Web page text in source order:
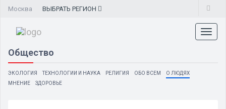
Москва ВЫБРАТЬ РЕГИОН
Общество
ЭКОЛОГИЯ ТЕХНОЛОГИИ И НАУКА РЕЛИГИЯ ОБО ВСЕМ
О ЛЮДЯХ
МНЕНИЕ
ЗДОРОВЬЕ